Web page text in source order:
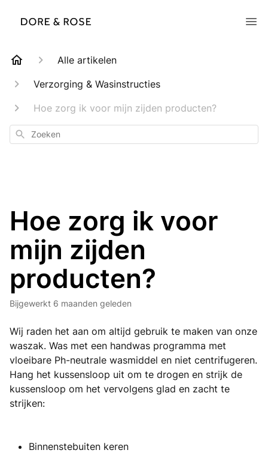
Alle artikelen
Verzorging & Wasinstructies
Hoe zorg ik voor mijn zijden producten?
Zoeken
Hoe zorg ik voor
mijn zijden
producten?
Bijgewerkt 6 maanden geleden
Wij raden het aan om altijd gebruik te maken van onze
waszak. Was met een handwas programma met
vloeibare Ph-neutrale wasmiddel en niet centrifugeren.
Hang het kussensloop uit om te drogen en strijk de
kussensloop om het vervolgens glad en zacht te
strijken:
Binnenstebuiten keren